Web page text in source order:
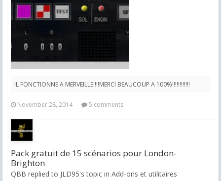
IL FONCTIONNE A MERVEILLE!!!!MERCI BEAUCOUP A 100%!!!!!!!!!!!!
November 28, 2014 5 comments
Pack gratuit de 15 scénarios pour London-
Brighton
QBB replied to JLD95's topic in Add-ons et utilitaires